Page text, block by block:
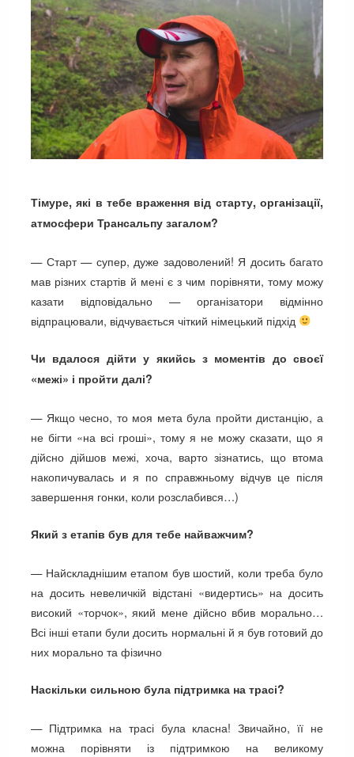
Тімуре, які в тебе враження від старту, організації,
атмосфери Трансальпу загалом?
— Старт — супер, дуже задоволений! Я досить багато
мав різних стартів й мені є з чим порівняти, тому можу
казати відповідально — організатори відмінно
відпрацювали, відчувається чіткий німецький підхід
Чи вдалося дійти у якийсь з моментів до своєї
«межі» і пройти далі?
— Якщо чесно, то моя мета була пройти дистанцію, а
не бігти «на всі гроші», тому я не можу сказати, що я
дійсно дійшов межі, хоча, варто зізнатись, що втома
накопичувалась и я по справжньому відчув це після
завершення гонки, коли розслабився…)
Який з етапів був для тебе найважчим?
— Найскладнішим етапом був шостий, коли треба було
на досить невеличкій відстані «видертись» на досить
високий «торчок», який мене дійсно вбив морально…
Всі інші етапи були досить нормальні й я був готовий до
них морально та фізично
Наскільки сильною була підтримка на трасі?
— Підтримка на трасі була класна! Звичайно, її не
можна порівняти із підтримкою на великому